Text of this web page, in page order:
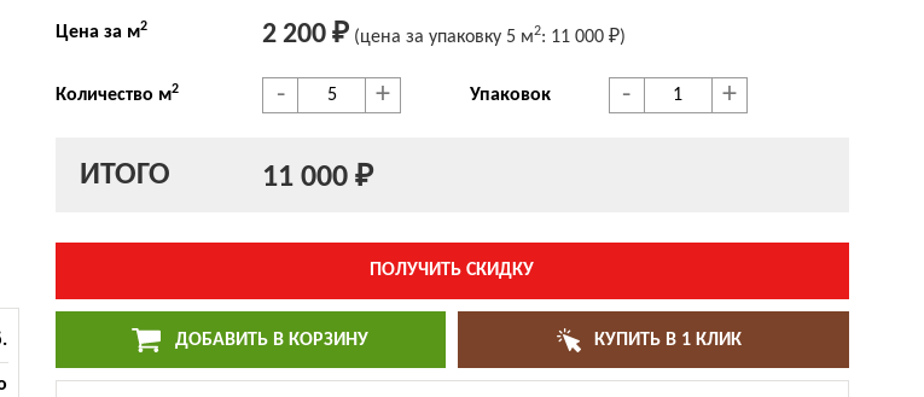
Цена за м2 2 200 ₽ (цена за упаковку 5 м2: 11 000 ₽)
Количество м2 - + Упаковок - +
ИТОГО 11 000 ₽
ПОЛУЧИТЬ СКИДКУ
ДОБАВИТЬ В КОРЗИНУ КУПИТЬ В 1 КЛИК